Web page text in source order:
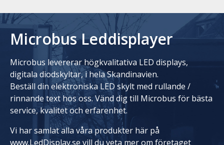
Microbus Leddisplayer
Microbus levererar högkvalitativa LED displays,
digitala diodskyltar, i hela Skandinavien.
Beställ din elektroniska LED skylt med rullande /
rinnande text hos oss. Vänd dig till Microbus för bästa
service, kvalitet och erfarenhet.
Vi har samlat alla våra produkter här på
www.LedDisplay.se vill du veta mer om företaget